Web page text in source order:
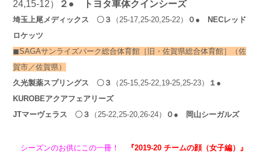
24,15-12）
２● トヨタ車体クインシーズ
埼玉上尾メディックス 〇３ （25-17,25-20,25-22） ０ ● NECレッド
ロケッツ
◼︎SAGAサンライズパーク総合体育館［旧・佐賀県総合体育館］
（佐
賀市／佐賀県）
久光製薬スプリングス 〇３ （25-15,25-22,19-25,25-23）
１●
KUROBEアクアフェアリーズ
JTマーヴェラス 〇３ （25-22, 25-20,26-24） ０ ● 岡山シーガルズ
シーズンのお供にこの一冊！
『2019-20 チームの顔（女子編）』